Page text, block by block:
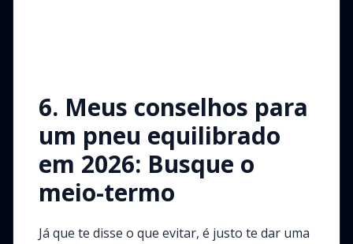
6. Meus conselhos para
um pneu equilibrado
em 2026: Busque o
meio-termo
Já que te disse o que evitar, é justo te dar uma